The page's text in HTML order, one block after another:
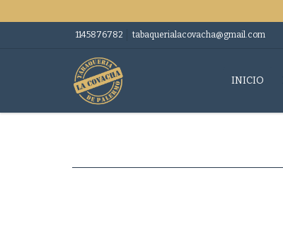
1145876782 tabaquerialacovacha@gmail.com
INICIO